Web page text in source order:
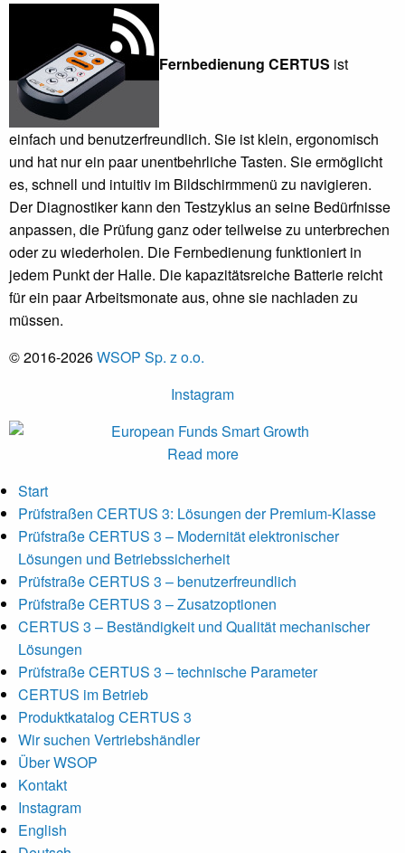
Fernbedienung CERTUS ist
einfach und benutzerfreundlich. Sie ist klein, ergonomisch
und hat nur ein paar unentbehrliche Tasten. Sie ermöglicht
es, schnell und intuitiv im Bildschirmmenü zu navigieren.
Der Diagnostiker kann den Testzyklus an seine Bedürfnisse
anpassen, die Prüfung ganz oder teilweise zu unterbrechen
oder zu wiederholen. Die Fernbedienung funktioniert in
jedem Punkt der Halle. Die kapazitätsreiche Batterie reicht
für ein paar Arbeitsmonate aus, ohne sie nachladen zu
müssen.
© 2016-2026WSOP Sp. z o.o.
Instagram
Read more
Start
Prüfstraßen CERTUS 3: Lösungen der Premium-Klasse
Prüfstraße CERTUS 3 – Modernität elektronischer
Lösungen und Betriebssicherheit
Prüfstraße CERTUS 3 – benutzerfreundlich
Prüfstraße CERTUS 3 – Zusatzoptionen
CERTUS 3 – Beständigkeit und Qualität mechanischer
Lösungen
Prüfstraße CERTUS 3 – technische Parameter
CERTUS im Betrieb
Produktkatalog CERTUS 3
Wir suchen Vertriebshändler
Über WSOP
Kontakt
Instagram
English